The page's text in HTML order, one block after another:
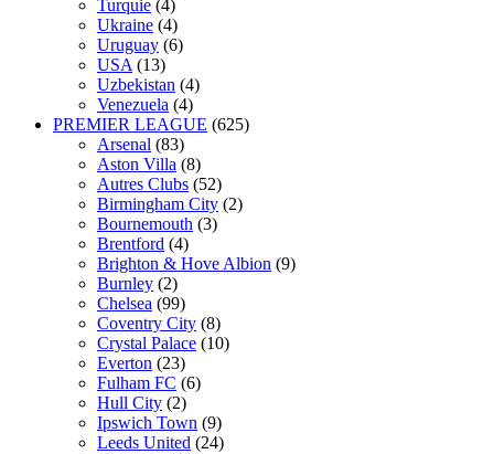
Turquie (4)
Ukraine (4)
Uruguay (6)
USA (13)
Uzbekistan (4)
Venezuela (4)
PREMIER LEAGUE (625)
Arsenal (83)
Aston Villa (8)
Autres Clubs (52)
Birmingham City (2)
Bournemouth (3)
Brentford (4)
Brighton & Hove Albion (9)
Burnley (2)
Chelsea (99)
Coventry City (8)
Crystal Palace (10)
Everton (23)
Fulham FC (6)
Hull City (2)
Ipswich Town (9)
Leeds United (24)